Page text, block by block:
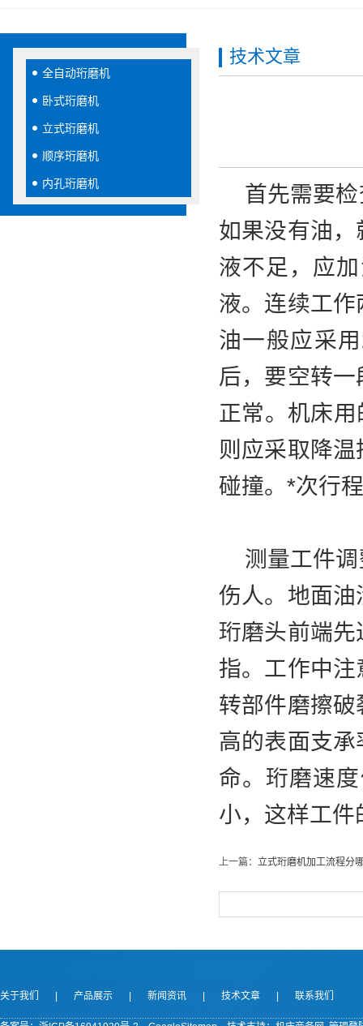
全自动珩磨机
卧式珩磨机
立式珩磨机
顺序珩磨机
内孔珩磨机
技术文章
首先需要检
如果没有油
液不足，应
液。连续工
油一般应采
后，要空转
正常。机床
则应采取降
碰撞。*次行
测量工件调
伤人。地面
珩磨头前端
指。工作中
转部件磨擦
高的表面支
命。珩磨速
小，这样工
上一篇： 立式珩磨机加工流程分
关于我们 产品展示 新闻资讯 技术文章 联系我们